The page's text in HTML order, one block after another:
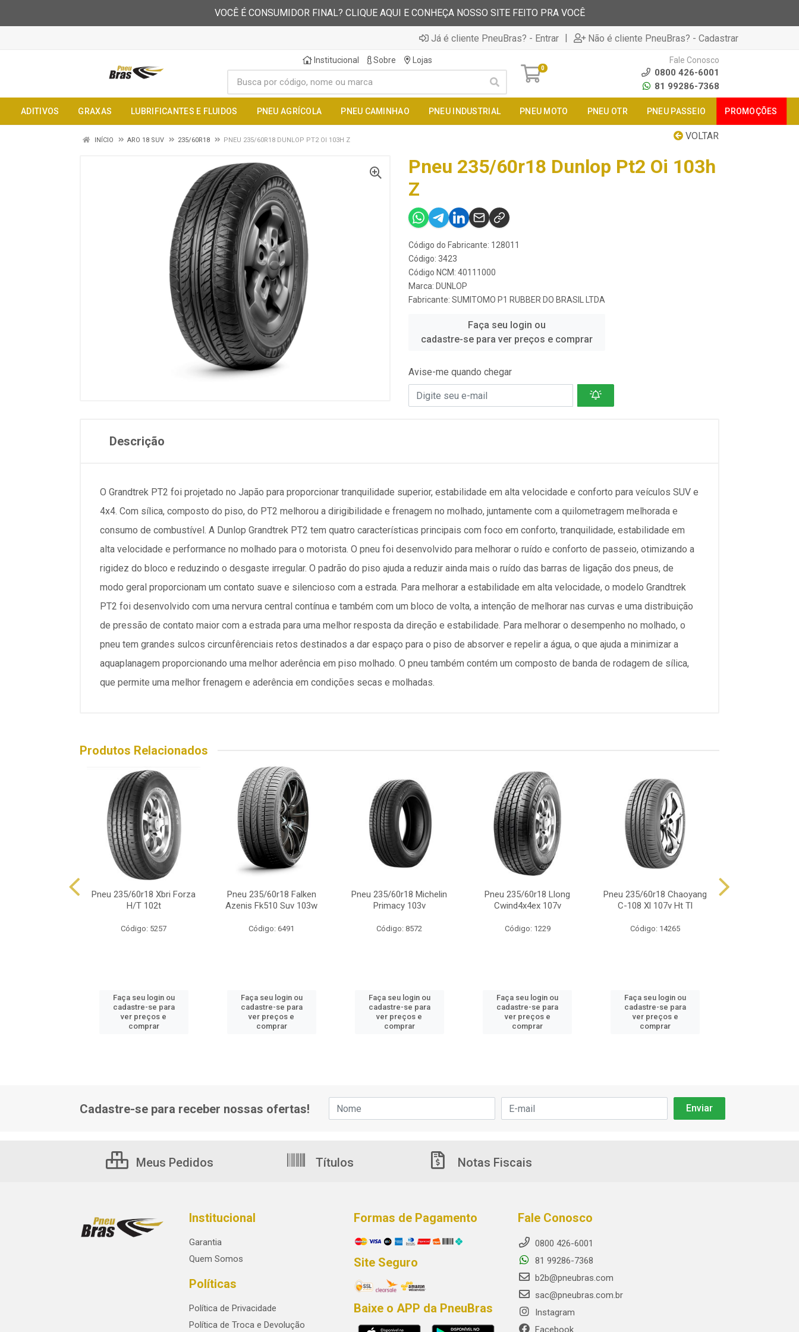
VOCÊ É CONSUMIDOR FINAL? CLIQUE AQUI E CONHEÇA NOSSO SITE FEITO PRA VOCÊ
Já é cliente PneuBras? - Entrar | Não é cliente PneuBras? - Cadastrar
Institucional Sobre Lojas
0
Fale Conosco
0800 426-6001
81 99286-7368
ADITIVOS GRAXAS LUBRIFICANTES E FLUIDOS PNEU AGRÍCOLA PNEU CAMINHAO PNEU INDUSTRIAL PNEU MOTO PNEU OTR PNEU PASSEIO PROMOÇÕES
VOLTAR
INÍCIO ARO 18 SUV 235/60R18 PNEU 235/60R18 DUNLOP PT2 OI 103H Z
Pneu 235/60r18 Dunlop Pt2 Oi 103h
Z
Código do Fabricante: 128011
Código: 3423
Código NCM: 40111000
Marca: DUNLOP
Fabricante: SUMITOMO P1 RUBBER DO BRASIL LTDA
Faça seu login ou
cadastre-se para ver preços e comprar
Avise-me quando chegar
Descrição
O Grandtrek PT2 foi projetado no Japão para proporcionar tranquilidade superior, estabilidade em alta velocidade e conforto para veículos SUV e
4x4. Com sílica, composto do piso, do PT2 melhorou a dirigibilidade e frenagem no molhado, juntamente com a quilometragem melhorada e
consumo de combustível. A Dunlop Grandtrek PT2 tem quatro características principais com foco em conforto, tranquilidade, estabilidade em
alta velocidade e performance no molhado para o motorista. O pneu foi desenvolvido para melhorar o ruído e conforto de passeio, otimizando a
rigidez do bloco e reduzindo o desgaste irregular. O padrão do piso ajuda a reduzir ainda mais o ruído das barras de ligação dos pneus, de
modo geral proporcionam um contato suave e silencioso com a estrada. Para melhorar a estabilidade em alta velocidade, o modelo Grandtrek
PT2 foi desenvolvido com uma nervura central contínua e também com um bloco de volta, a intenção de melhorar nas curvas e uma distribuição
de pressão de contato maior com a estrada para uma melhor resposta da direção e estabilidade. Para melhorar o desempenho no molhado, o
pneu tem grandes sulcos circunfêrenciais retos destinados a dar espaço para o piso de absorver e repelir a água, o que ajuda a minimizar a
aquaplanagem proporcionando uma melhor aderência em piso molhado. O pneu também contém um composto de banda de rodagem de sílica,
que permite uma melhor frenagem e aderência em condições secas e molhadas.
Produtos Relacionados
Pneu 235/60r18 Xbri Forza
H/T 102t
Código: 5257
Faça seu login ou
cadastre-se para
ver preços e
comprar
Pneu 235/60r18 Falken
Azenis Fk510 Suv 103w
Código: 6491
Faça seu login ou
cadastre-se para
ver preços e
comprar
Pneu 235/60r18 Michelin
Primacy 103v
Código: 8572
Faça seu login ou
cadastre-se para
ver preços e
comprar
Pneu 235/60r18 Llong
Cwind4x4ex 107v
Código: 1229
Faça seu login ou
cadastre-se para
ver preços e
comprar
Pneu 235/60r18 Chaoyang
C-108 Xl 107v Ht Tl
Código: 14265
Faça seu login ou
cadastre-se para
ver preços e
comprar
Cadastre-se para receber nossas ofertas!
Meus Pedidos Títulos Notas Fiscais
Institucional
Garantia
Quem Somos
Políticas
Política de Privacidade
Política de Troca e Devolução
Formas de Pagamento
Site Seguro
Baixe o APP da PneuBras
Fale Conosco
0800 426-6001
81 99286-7368
b2b@pneubras.com
sac@pneubras.com.br
Instagram
Facebook